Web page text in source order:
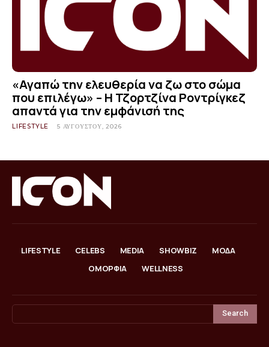
«Αγαπώ την ελευθερία να ζω στο σώμα
που επιλέγω» – Η Τζορτζίνα Ροντρίγκεζ
απαντά για την εμφάνισή της
LIFESTYLE 5 ΑΥΓΟΎΣΤΟΥ, 2026
LIFESTYLE CELEBS MEDIA SHOWBIZ
ΜΟΔΑ
ΟΜΟΡΦΙΑ
WELLNESS
Search